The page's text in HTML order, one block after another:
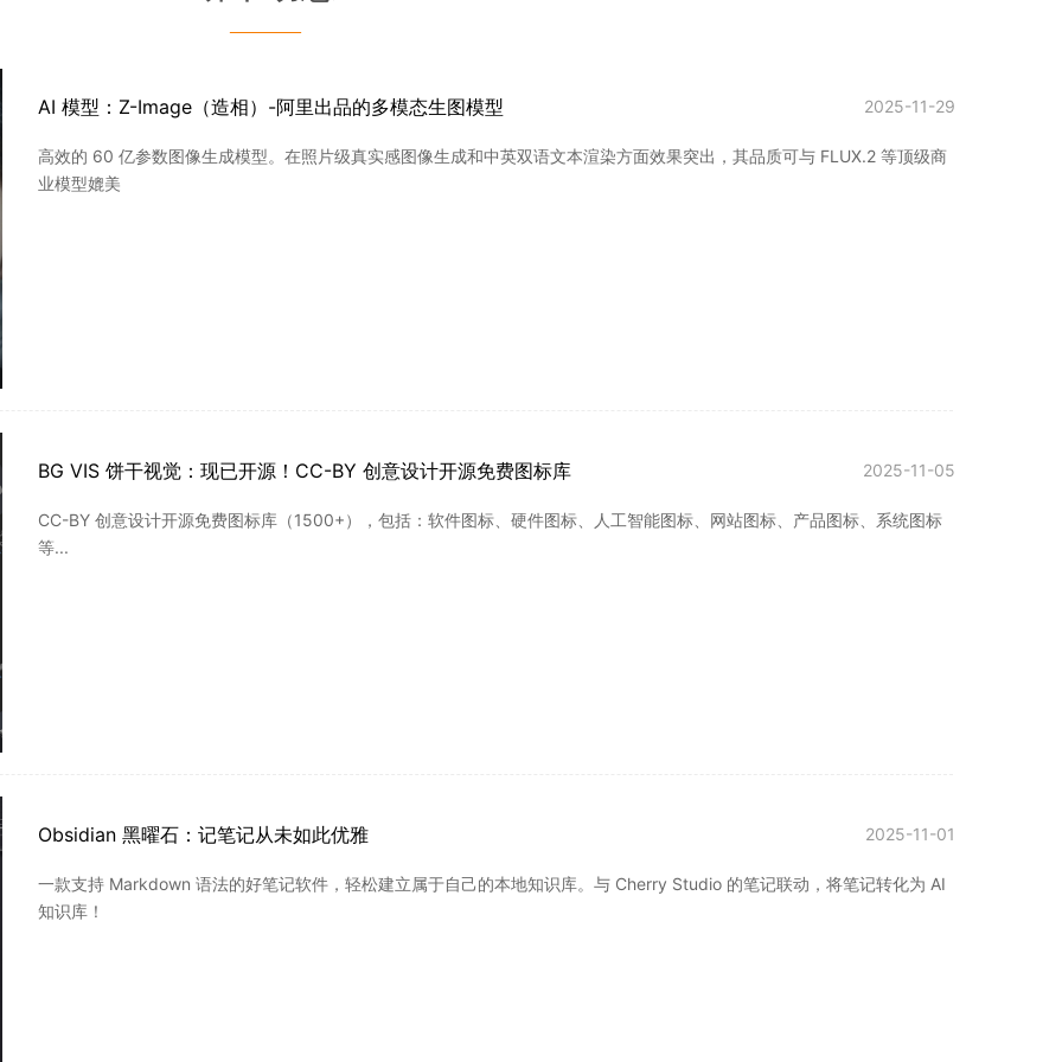
———
AI 模型：Z-Image（造相）-阿里出品的多模态生图模型 2025-11-29
高效的 60 亿参数图像生成模型。在照片级真实感图像生成和中英双语文本渲染方面效果突出，其品质可与 FLUX.2 等顶级商
业模型媲美
BG VIS 饼干视觉：现已开源！CC-BY 创意设计开源免费图标库 2025-11-05
CC-BY 创意设计开源免费图标库（1500+），包括：软件图标、硬件图标、人工智能图标、网站图标、产品图标、系统图标
等...
Obsidian 黑曜石：记笔记从未如此优雅 2025-11-01
一款支持 Markdown 语法的好笔记软件，轻松建立属于自己的本地知识库。与 Cherry Studio 的笔记联动，将笔记转化为 AI
知识库！